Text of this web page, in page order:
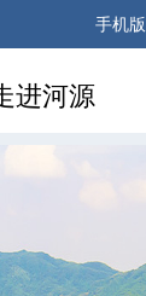
手机版
进河源